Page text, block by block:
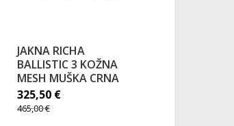
JAKNA RICHA
BALLISTIC 3 KOŽNA
MESH MUŠKA CRNA
325,50 €
465,00€